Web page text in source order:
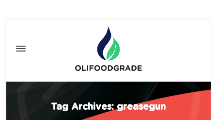
Tag Archives: greasegun